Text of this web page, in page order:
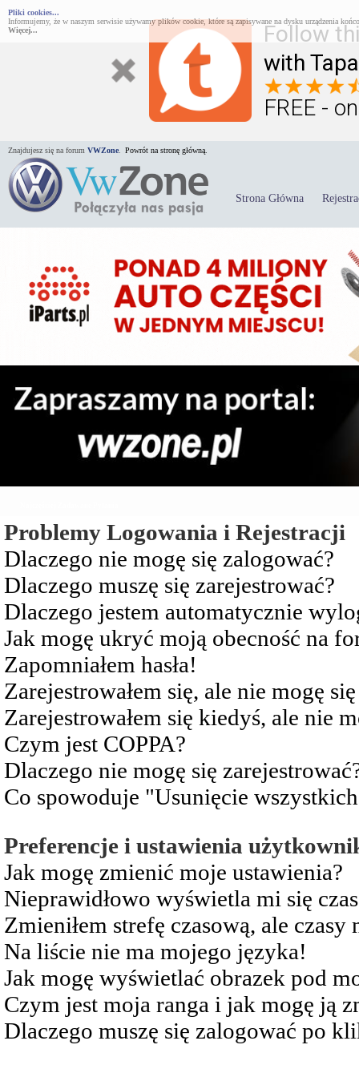
Follow
with
FREE -
Pliki cookies...
Informujemy, że w naszym serwisie używamy plików cookie, które są zapisywane na dysku urządzenia
Więcej...
Znajdujesz się na forum VWZone Powrót na stronę główną.
Strona Główna
Problemy Logowania i Rejestracji
Dlaczego nie mogę się zalogować?
Dlaczego muszę się zarejestrować?
Dlaczego jestem automatycznie
Jak mogę ukryć moją obecność na
Zapomniałem hasła!
Zarejestrowałem się, ale nie mogę
Zarejestrowałem się kiedyś, ale nie
Czym jest COPPA?
Dlaczego nie mogę się
Co spowoduje "Usunięcie
Preferencje i ustawienia
Jak mogę zmienić moje ustawienia?
Nieprawidłowo wyświetla mi się
Zmieniłem strefę czasową, ale czasy
Na liście nie ma mojego języka!
Jak mogę wyświetlać obrazek pod
Czym jest moja ranga i jak mogę ją
Dlaczego muszę się zalogować po